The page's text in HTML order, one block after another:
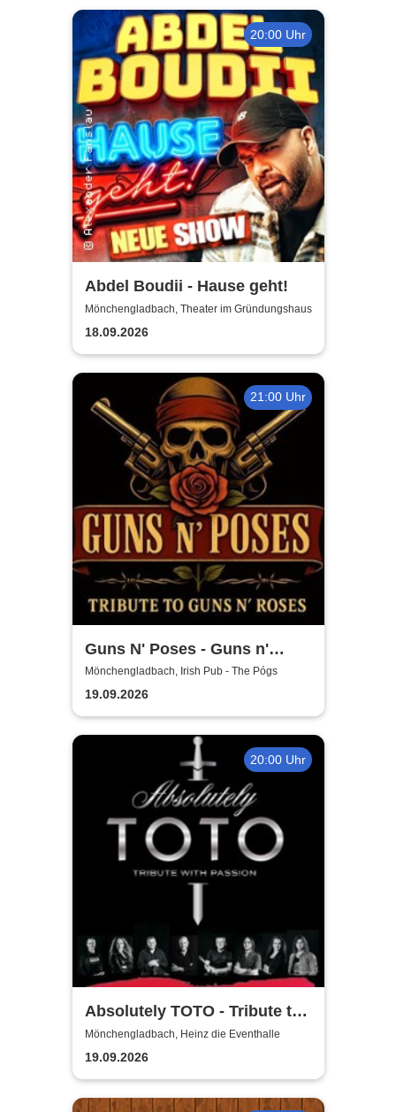
20:00 Uhr
Abdel Boudii - Hause geht!
Mönchengladbach, Theater im Gründungshaus
18.09.2026
21:00 Uhr
Guns N' Poses - Guns n'
Roses Tribute Show
Mönchengladbach, Irish Pub - The Pógs
19.09.2026
20:00 Uhr
Absolutely TOTO - Tribute to
TOTO
Mönchengladbach, Heinz die Eventhalle
19.09.2026